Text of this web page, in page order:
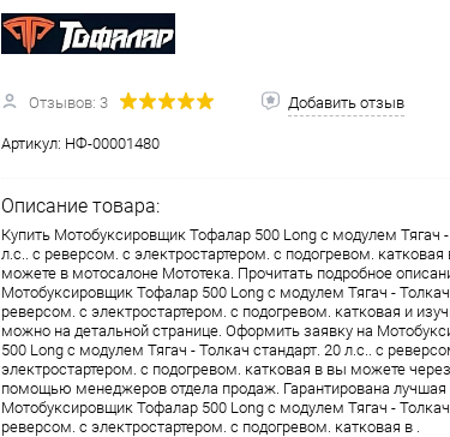
Запчасти
Отзывов: 3 Добавить отзыв
Артикул: НФ-00001480
Описание товара:
Купить Мотобуксировщик Тофалар 500 Long с модулем Тягач -
л.с.. с реверсом. с электростартером. с подогревом. катковая
можете в мотосалоне Мототека. Прочитать подробное
Мотобуксировщик Тофалар 500 Long с модулем Тягач - Толкач
реверсом. с электростартером. с подогревом. катковая и
можно на детальной странице. Оформить заявку на
500 Long с модулем Тягач - Толкач стандарт. 20 л.с.. с
электростартером. с подогревом. катковая в вы можете
помощью менеджеров отдела продаж. Гарантирована лучшая
Мотобуксировщик Тофалар 500 Long с модулем Тягач - Толкач
реверсом. с электростартером. с подогревом. катковая в .